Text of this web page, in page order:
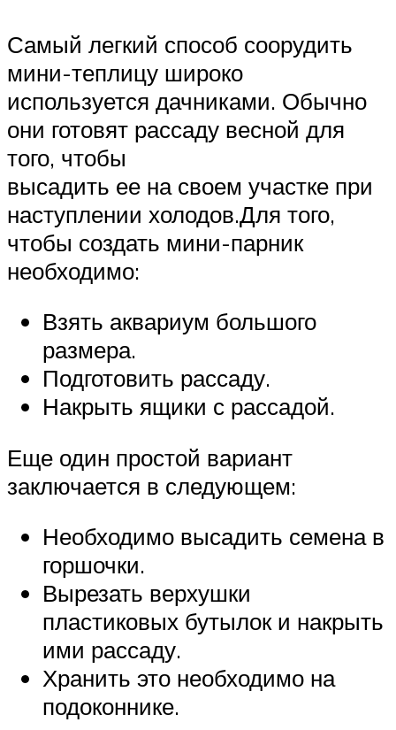
Самый легкий способ соорудить
мини-теплицу широко
используется дачниками. Обычно
они готовят рассаду весной для
того, чтобы
высадить ее на своем участке при
наступлении холодов.Для того,
чтобы создать мини-парник
необходимо:
Взять аквариум большого
размера.
Подготовить рассаду.
Накрыть ящики с рассадой.
Еще один простой вариант
заключается в следующем:
Необходимо высадить семена в
горшочки.
Вырезать верхушки
пластиковых бутылок и накрыть
ими рассаду.
Хранить это необходимо на
подоконнике.